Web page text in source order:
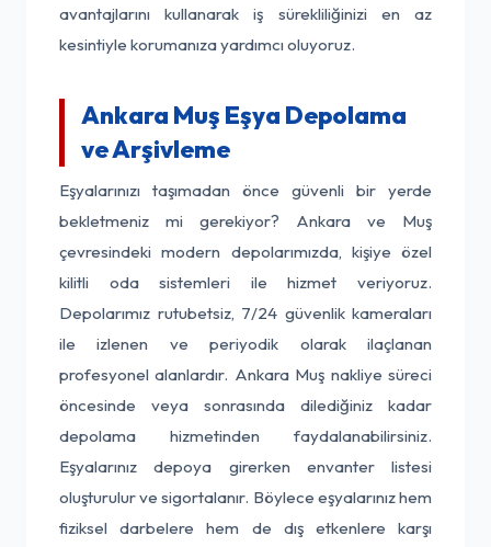
avantajlarını kullanarak iş sürekliliğinizi en az
kesintiyle korumanıza yardımcı oluyoruz.
Ankara Muş Eşya Depolama
ve Arşivleme
Eşyalarınızı taşımadan önce güvenli bir yerde
bekletmeniz mi gerekiyor? Ankara ve Muş
çevresindeki modern depolarımızda, kişiye özel
kilitli oda sistemleri ile hizmet veriyoruz.
Depolarımız rutubetsiz, 7/24 güvenlik kameraları
ile izlenen ve periyodik olarak ilaçlanan
profesyonel alanlardır. Ankara Muş nakliye süreci
öncesinde veya sonrasında dilediğiniz kadar
depolama hizmetinden faydalanabilirsiniz.
Eşyalarınız depoya girerken envanter listesi
oluşturulur ve sigortalanır. Böylece eşyalarınız hem
fiziksel darbelere hem de dış etkenlere karşı